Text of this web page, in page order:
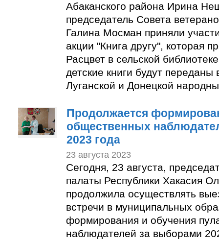
Абаканского района Ирина
председатель Совета
Галина Мосман приняли
акции "Книга другу", которая
Расцвет в сельской
детские книги будут переданы
Луганской и Донецкой
Продолжается
общественных
2023 года
23 августа 2023
Сегодня, 23 августа,
палаты Республики Хакасия
продолжила осуществлять
встречи в муниципальных
формирования и обучения
наблюдателей за выборами